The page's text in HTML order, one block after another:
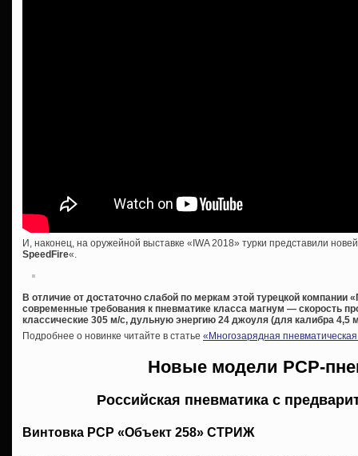
И, наконец, на оружейной выставке «IWA 2018» турки представили
SpeedFire«.
В отличие от достаточно слабой по меркам этой турецкой компании
современные требования к пневматике класса магнум — скорость
классические 305 м/с, дульную энергию 24 джоуля (для калибра 4,5
Подробнее о новинке читайте в статье «Многозарядная
Новые модели PCP-
Российская пневматика с
Винтовка РСР «Объект 258» СТРИЖ